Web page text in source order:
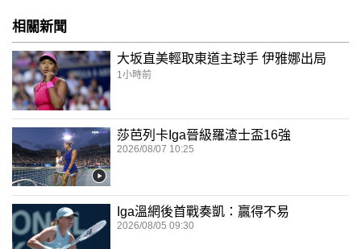
相關新聞
大坂直美輕取東道主球手 伊雅娜出局
1小時前
莎芭列卡Iga晉級羅渣士盃16強
2026/08/07 10:25
Iga溫網後首戰奏凱：贏得不易
2026/08/05 09:30